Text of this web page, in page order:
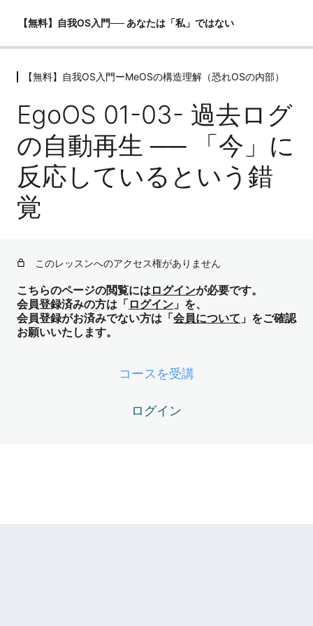
【無料】自我OS入門── あなたは「私」ではない
【無料】自我OS入門ーMeOSの構造理
EgoOS 01-01 – あなたは「私」ではない ── 自我は自動プ
ログラム（OS）である
EgoOS 01-02 – 意識の三層構造（Z・I・Me） ── 誰が現
実を見ているのか？
EgoOS 01-03- 過去ログの自動再生 ── 「今」に反応して
ぜいつも疲れるのか？
EgoOS 01-05 – MeOSの主語を降りる ── 観照（I）への第
一歩
【無料】自我OS入門ーMeOSの構造理解（恐れOSの内部）
EgoOS 01-03- 過去ログ
の自動再生 ── 「今」に
反応しているという錯
覚
このレッスンへのアクセス権がありません
こちらのページの閲覧にはログインが必要です。
会員登録済みの方は「 ログイン 」を、
会員登録がお済みでない方は「 会員について 」をご確認
お願いいたします。
コースを受講
ログイン